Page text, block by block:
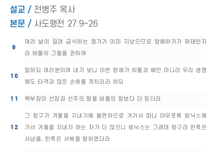
설교 /전병주 목사
본문 /사도행전 27:9~26
9
여러 날이 걸려 금식하는 절기가 이미 지났으므로 항해하기가 위태한지
라 바울이 그들을 권하여
10
말하되 여러분이여 내가 보니 이번 항해가 하물과 배만 아니라 우리 생명
에도 타격과 많은 손해를 끼치리라 하되
11 백부장이 선장과 선주의 말을 바울의 말보다 더 믿더라
12
그 항구가 겨울을 지내기에 불편하므로 거기서 떠나 아무쪼록 뵈닉스에
가서 겨울을 지내자 하는 자가 더 많으니 뵈닉스는 그레데 항구라 한쪽은
서남을, 한쪽은 서북을 향하였더라